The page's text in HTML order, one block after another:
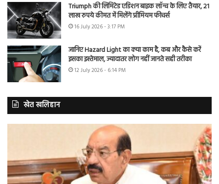
Triumph की लिमिटेड एडिशन बाइक लॉन्च के लिए तैयार, 21
लाख रुपये कीमत में मिलेंगे प्रीमियम फीचर्स
16 July 2026 - 3:17 PM
जानिए Hazard Light का क्या काम है, कब और कैसे करें
इसका इस्तेमाल, ज्यादातर लोग नहीं जानते सही तरीका
12 July 2026 - 6:14 PM
खेत खलिहान